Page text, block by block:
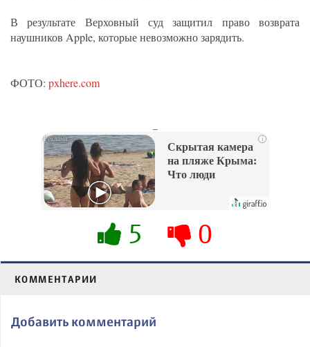
В результате Верховный суд защитил право возврата
наушников Apple, которые невозможно зарядить.
ФОТО: pxhere.com
i
Скрытая камера
на пляже Крыма:
Что люди
их не видят...
5 0
КОММЕНТАРИИ
Добавить комментарий